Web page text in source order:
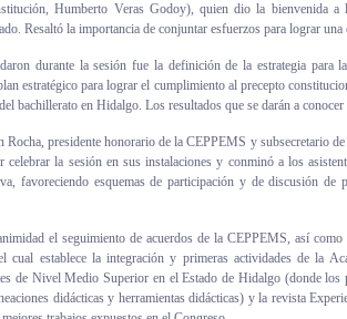
Humberto Veras Godoy), quien dio la bienvenida a
Resaltó la importancia de conjuntar esfuerzos para lograr
durante la sesión fue la definición de la estrategia para
estratégico para lograr el cumplimiento al precepto
bachillerato en Hidalgo. Los resultados que se darán a
presidente honorario de la CEPPEMS y subsecretario
la sesión en sus instalaciones y conminó a los
favoreciendo esquemas de participación y de discusión de
el seguimiento de acuerdos de la CEPPEMS, así
cual establece la integración y primeras actividades de la
de Nivel Medio Superior en el Estado de Hidalgo (donde
didácticas y herramientas didácticas) y la revista